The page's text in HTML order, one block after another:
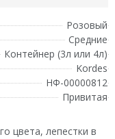
Розовый
Средние
Контейнер (3л или 4л)
Kordes
НФ-00000812
Привитая
цвета, лепестки в